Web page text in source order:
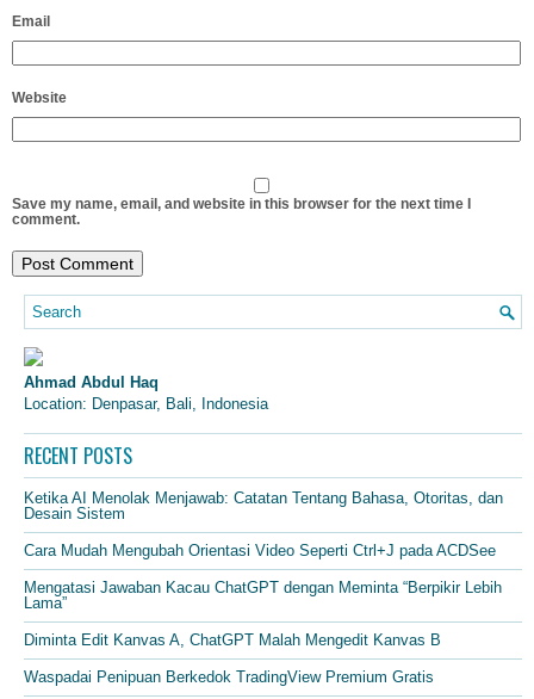
Email
Website
Save my name, email, and website in this browser for the next time I
comment.
Ahmad Abdul Haq
Location: Denpasar, Bali, Indonesia
RECENT POSTS
Ketika AI Menolak Menjawab: Catatan Tentang Bahasa, Otoritas, dan
Desain Sistem
Cara Mudah Mengubah Orientasi Video Seperti Ctrl+J pada ACDSee
Mengatasi Jawaban Kacau ChatGPT dengan Meminta “Berpikir Lebih
Lama”
Diminta Edit Kanvas A, ChatGPT Malah Mengedit Kanvas B
Waspadai Penipuan Berkedok TradingView Premium Gratis